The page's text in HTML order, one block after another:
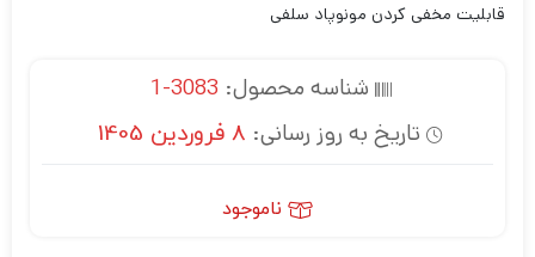
قابلیت مخفی کردن مونوپاد سلفی
شناسه محصول: 3083-1
تاریخ به روز رسانی: 8 فروردین 1405
ناموجود